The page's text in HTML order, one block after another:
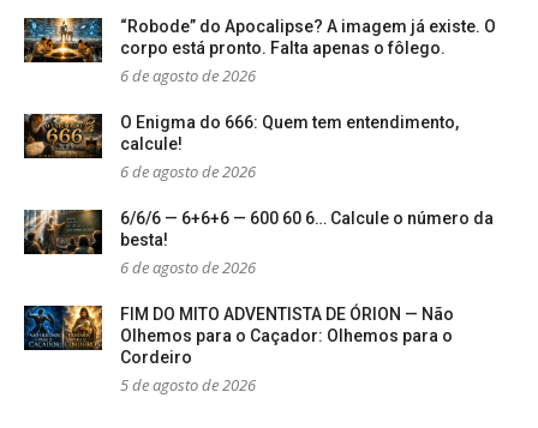
“Robode” do Apocalipse? A imagem já existe. O
corpo está pronto. Falta apenas o fôlego.
6 de agosto de 2026
O Enigma do 666: Quem tem entendimento,
calcule!
6 de agosto de 2026
6/6/6 — 6+6+6 — 600 60 6… Calcule o número da
besta!
6 de agosto de 2026
FIM DO MITO ADVENTISTA DE ÓRION — Não
Olhemos para o Caçador: Olhemos para o
Cordeiro
5 de agosto de 2026